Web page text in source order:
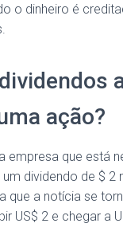
o dinheiro é
ação?
empresa que está
dividendo de $ 2
que a notícia se
US$ 2 e chegar a